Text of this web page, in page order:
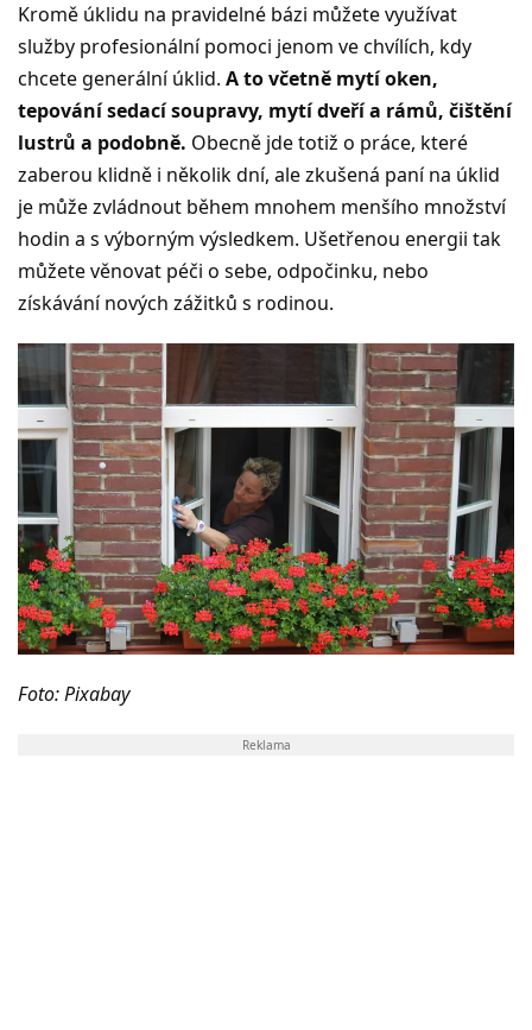
Kromě úklidu na pravidelné bázi můžete využívat
služby profesionální pomoci jenom ve chvílích, kdy
chcete generální úklid. A to včetně mytí oken,
tepování sedací soupravy, mytí dveří a rámů, čištění
lustrů a podobně. Obecně jde totiž o práce, které
zaberou klidně i několik dní, ale zkušená paní na úklid
je může zvládnout během mnohem menšího množství
hodin a s výborným výsledkem. Ušetřenou energii tak
můžete věnovat péči o sebe, odpočinku, nebo
získávání nových zážitků s rodinou.
Foto: Pixabay
Reklama